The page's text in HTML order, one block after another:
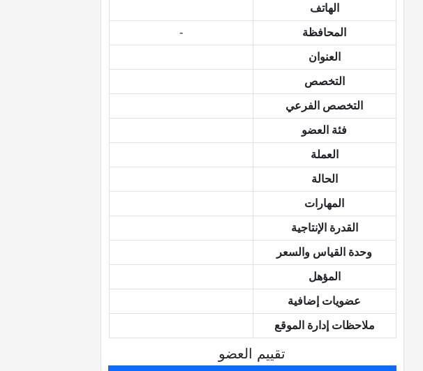
الهاتف
المحافظة -
العنوان
التخصص
التخصص الفرعي
فئة العضو
العملة
الحالة
المهارات
القدرة الإنتاجية
وحدة القياس والسعر
المؤهل
عضويات إضافية
ملاحظات إدارة الموقع
تقييم العضو